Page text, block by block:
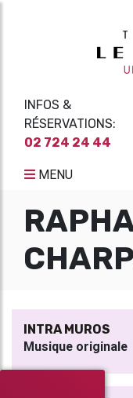
INFOS &
RÉSERVATIONS:
02 724 24 44
MENU
INTRA MUROS
Musique originale